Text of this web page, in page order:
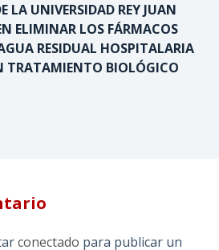
LA UNIVERSIDAD REY JUAN
ELIMINAR LOS FÁRMACOS
RESIDUAL HOSPITALARIA
TRATAMIENTO BIOLÓGICO
conectado para publicar un